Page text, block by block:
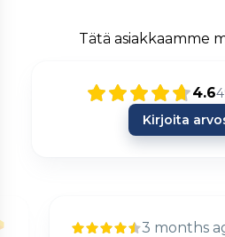
Tätä asiakkaamme
4.6
Kirjoita
3 months